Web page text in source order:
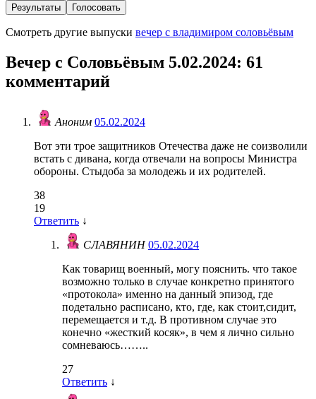
Результаты Голосовать
Смотреть другие выпуски вечер с владимиром соловьёвым
Вечер с Соловьёвым 5.02.2024: 61
комментарий
Аноним 05.02.2024
Вот эти трое защитников Отечества даже не соизволили
встать с дивана, когда отвечали на вопросы Министра
обороны. Стыдоба за молодежь и их родителей.
38
19
Ответить ↓
СЛАВЯНИН05.02.2024
Как товарищ военный, могу пояснить. что такое
возможно только в случае конкретно принятого
«протокола» именно на данный эпизод, где
подетально расписано, кто, где, как стоит,сидит,
перемещается и т.д. В противном случае это
конечно «жесткий косяк», в чем я лично сильно
сомневаюсь……..
27
Ответить ↓